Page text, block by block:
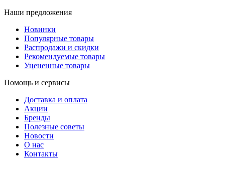
Наши предложения
Новинки
Популярные товары
Распродажи и скидки
Рекомендуемые товары
Уцененные товары
Помощь и сервисы
Доставка и оплата
Акции
Бренды
Полезные советы
Новости
О нас
Контакты